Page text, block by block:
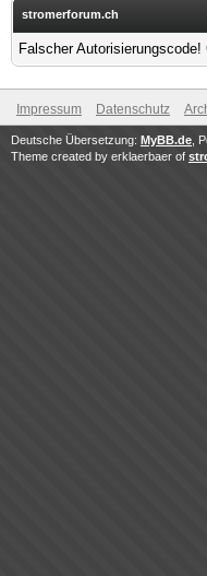
stromerforum.ch
Falscher
Impressum Datenschutz
Deutsche Übersetzung: MyBB.de ,
Theme created by erklaerbaer of